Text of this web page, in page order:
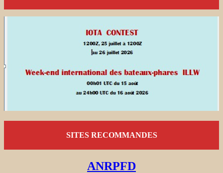
SITES RECOMMANDES
ANRPFD